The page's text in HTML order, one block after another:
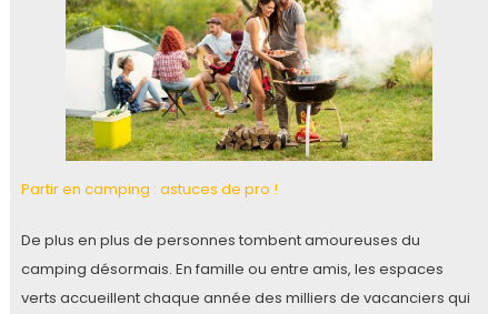
Partir en camping : astuces de pro !
De plus en plus de personnes tombent amoureuses du
camping désormais. En famille ou entre amis, les espaces
verts accueillent chaque année des milliers de vacanciers qui